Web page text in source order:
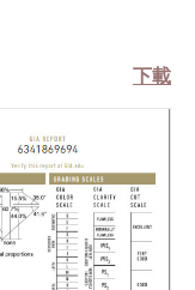
下載